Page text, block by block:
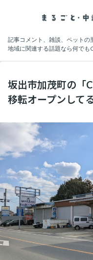
記事コメント、雑談、ペット
地域に関連する話題なら何でも
坂出市加茂町の「
移転オープンして